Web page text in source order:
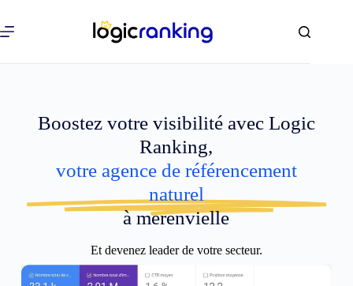
Boostez votre visibilité avec Logic
Ranking,
votre agence de référencement
naturel
à merenvielle
Et devenez leader de votre secteur.